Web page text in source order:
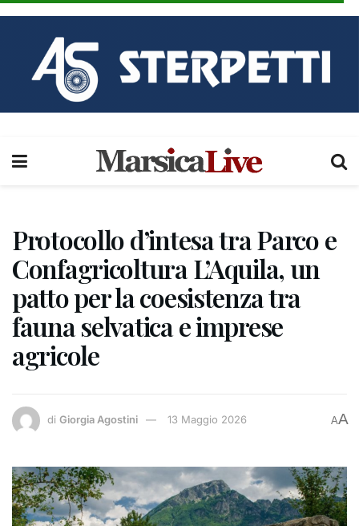
Protocollo d’intesa tra Parco e
Confagricoltura L’Aquila, un
patto per la coesistenza tra
fauna selvatica e imprese
agricole
di Giorgia Agostini 13 Maggio 2026 AA